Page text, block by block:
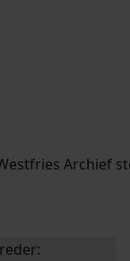
Archief
zoekopdracht te